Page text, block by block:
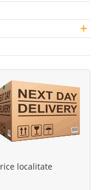
+
localitate